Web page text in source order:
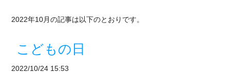
2022年10月の記事は以下のとおりです。
こどもの日
2022/10/24 15:53